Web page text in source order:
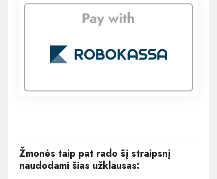
Žmonės taip pat rado šį straipsnį
naudodami šias užklausas: